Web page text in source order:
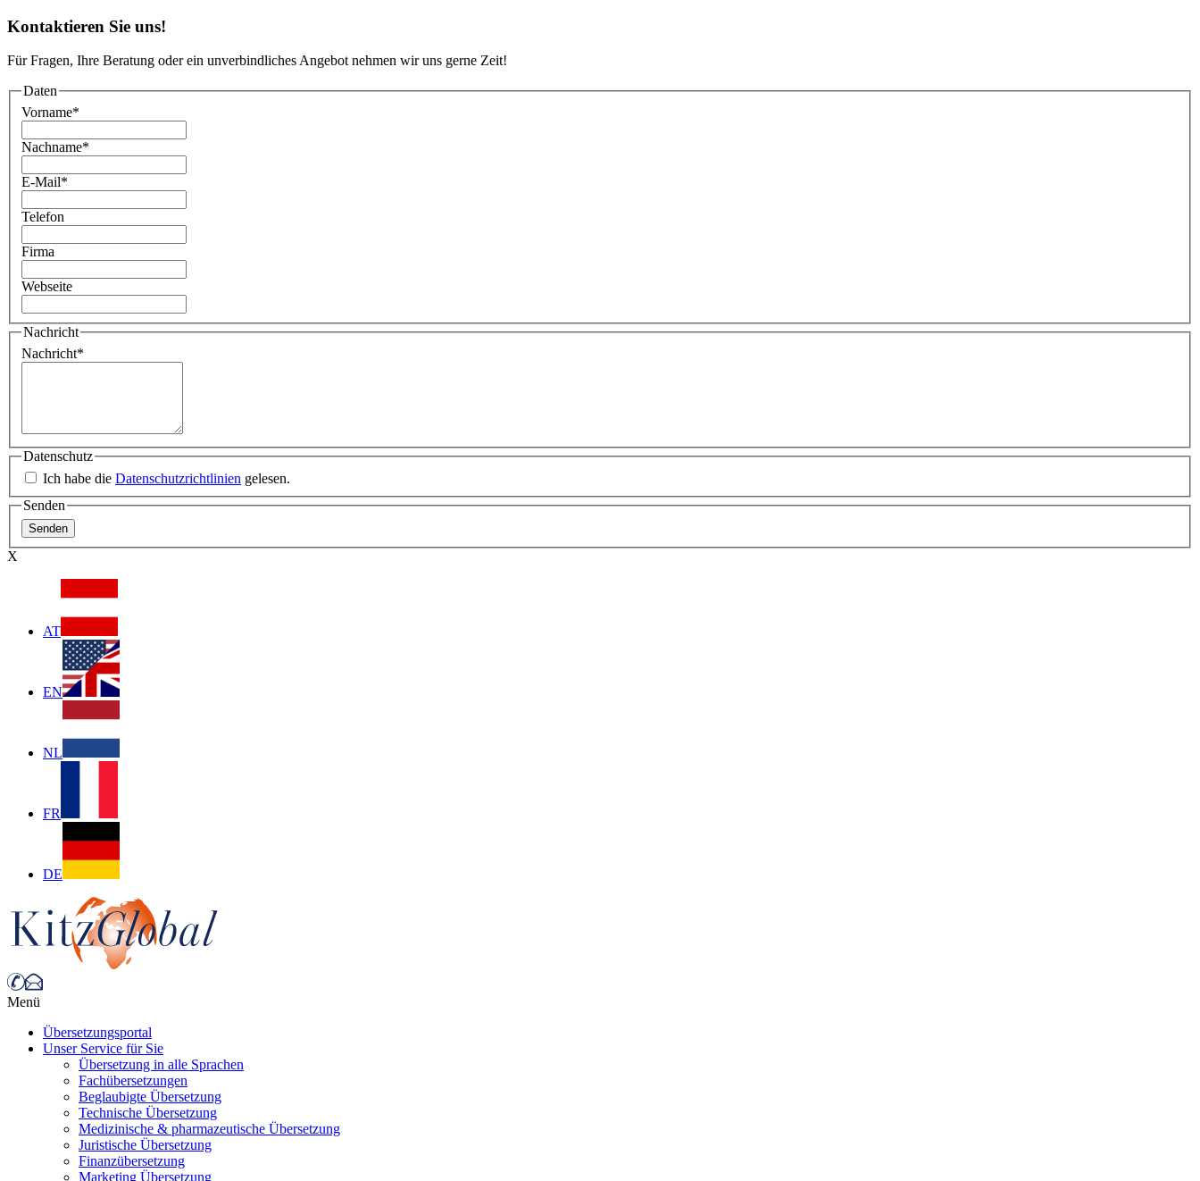
Kontaktieren Sie uns!
Für Fragen, Ihre Beratung oder ein unverbindliches Angebot nehmen wir uns gerne Zeit!
Daten
Vorname*
Nachname*
E-Mail*
Telefon
Firma
Webseite
Nachricht
Nachricht*
Datenschutz
Ich habe die Datenschutzrichtlinien gelesen.
Senden
X
AT
EN
NL
FR
DE
Menü
Übersetzungsportal
Unser Service für Sie
Übersetzung in alle Sprachen
Fachübersetzungen
Beglaubigte Übersetzung
Technische Übersetzung
Medizinische & pharmazeutische Übersetzung
Juristische Übersetzung
Finanzübersetzung
Marketing Übersetzung